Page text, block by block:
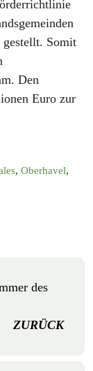
gestellt. Somit
Den
Euro zur
, Oberhavel,
des
ZURÜCK